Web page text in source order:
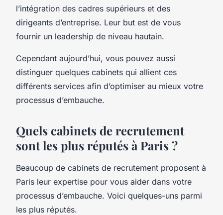
l’intégration des cadres supérieurs et des
dirigeants d’entreprise. Leur but est de vous
fournir un leadership de niveau hautain.
Cependant aujourd’hui, vous pouvez aussi
distinguer quelques cabinets qui allient ces
différents services afin d’optimiser au mieux votre
processus d’embauche.
Quels cabinets de recrutement
sont les plus réputés à Paris ?
Beaucoup de cabinets de recrutement proposent à
Paris leur expertise pour vous aider dans votre
processus d’embauche. Voici quelques-uns parmi
les plus réputés.